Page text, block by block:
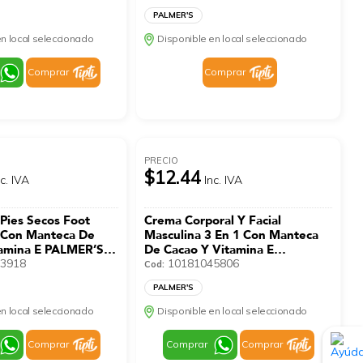
local seleccionado
Comprar
PALMER'S
Disponible en local seleccionado
Comprar
IVA
Secos Foot
Manteca De
E PALMER’S
local seleccionado
Comprar
PRECIO
$12.44 Inc. IVA
Crema Corporal Y Facial
Masculina 3 En 1 Con Manteca
De Cacao Y Vitamina E
PALMER’S 250 Ml
Cod: 10181045806
PALMER'S
Disponible en local seleccionado
Comprar Comprar